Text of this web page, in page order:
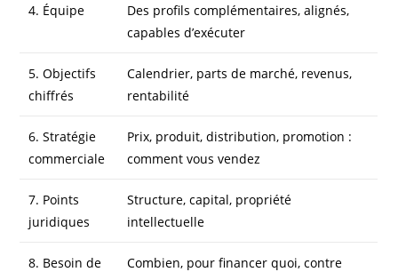
4. Équipe
Des profils complémentaires, alignés,
capables d’exécuter
5. Objectifs
chiffrés
Calendrier, parts de marché, revenus,
rentabilité
6. Stratégie
commerciale
Prix, produit, distribution, promotion :
comment vous vendez
7. Points
juridiques
Structure, capital, propriété
intellectuelle
8. Besoin de
Combien, pour financer quoi, contre